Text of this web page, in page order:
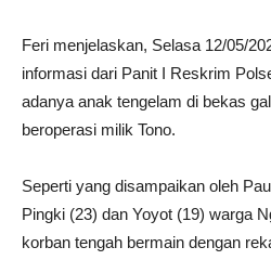
Feri menjelaskan, Selasa 12/05/
informasi dari Panit I Reskrim
adanya anak tengelam di bekas
beroperasi milik Tono.
Seperti yang disampaikan oleh
Pingki (23) dan Yoyot (19) warga
korban tengah bermain dengan